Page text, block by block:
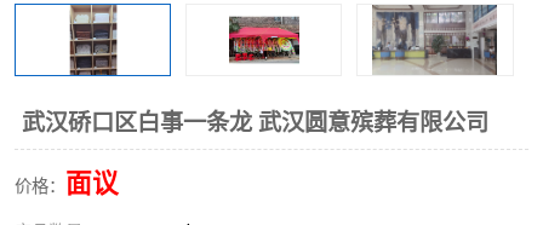
武汉硚口区白事一条龙 武汉圆意殡葬有限公司
价格： 面议